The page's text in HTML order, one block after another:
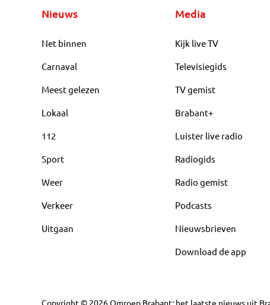
Nieuws
Net binnen
Carnaval
Meest gelezen
Lokaal
112
Sport
Weer
Verkeer
Uitgaan
Media
Kijk live TV
Televisiegids
TV gemist
Brabant+
Luister live radio
Radiogids
Radio gemist
Podcasts
Nieuwsbrieven
Download de app
Copyright © 2026Omroep Brabant: het laatste nieuws uit